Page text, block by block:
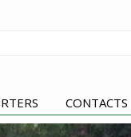
CONTACTS